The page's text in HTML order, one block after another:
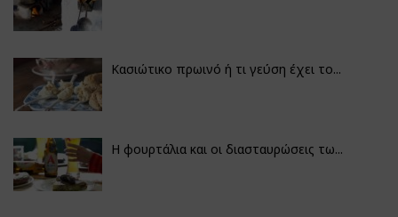
Κασιώτικο πρωινό ή τι γεύση έχει το...
Η φουρτάλια και οι διασταυρώσεις τω...